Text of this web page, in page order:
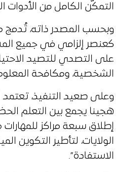
التمكّن الكامل من الأدوات
وبحسب المصدر ذاته، تُدمج
كعنصر إلزامي في جميع
على التصدي للتصيد
الشخصية، ومكافحة
وعلى صعيد التنفيذ، تعتمد
هجينا يجمع بين التعلم
إطلاق سبعة مراكز
الولايات، لتأطير التكوين
الاستفادة”.